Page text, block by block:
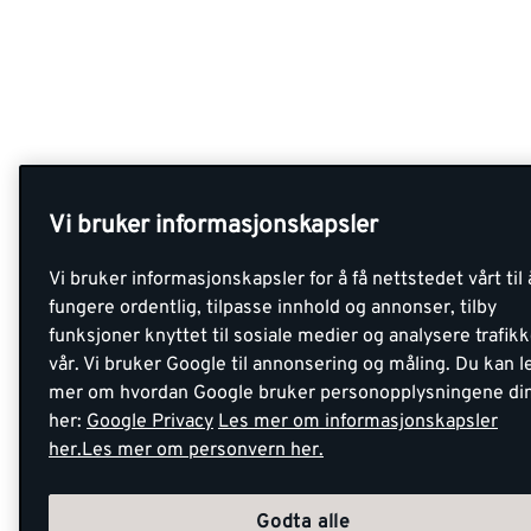
Vi bruker informasjonskapsler
Vi bruker informasjonskapsler for å få nettstedet vårt til
fungere ordentlig, tilpasse innhold og annonser, tilby
funksjoner knyttet til sosiale medier og analysere
vår. Vi bruker Google til annonsering og måling. Du kan
mer om hvordan Google bruker personopplysningene
her: Google Privacy Les mer om informasjonskapsler
her.Les mer om personvern her.
Godta alle